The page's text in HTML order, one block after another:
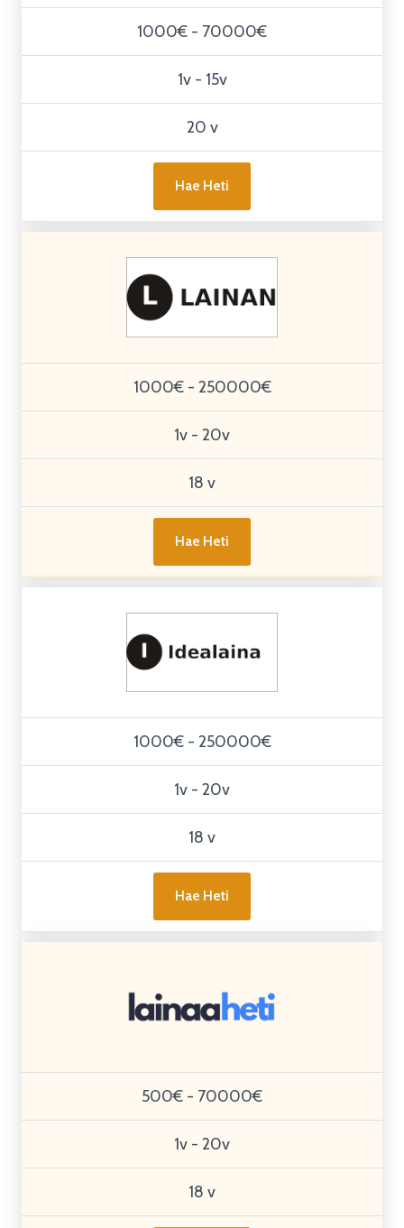
1000€ - 70000€
1v - 15v
20 v
Hae Heti
1000€ - 250000€
1v - 20v
18 v
Hae Heti
1000€ - 250000€
1v - 20v
18 v
Hae Heti
500€ - 70000€
1v - 20v
18 v